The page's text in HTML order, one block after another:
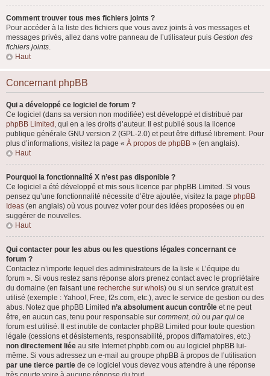
Comment trouver tous mes fichiers joints ?
Pour accéder à la liste des fichiers que vous avez joints à vos messages et
messages privés, allez dans votre panneau de l’utilisateur puis Gestion des
fichiers joints.
Haut
Concernant phpBB
Qui a développé ce logiciel de forum ?
Ce logiciel (dans sa version non modifiée) est développé et distribué par
phpBB Limited , qui en a les droits d’auteur. Il est publié sous la licence
publique générale GNU version 2 (GPL-2.0) et peut être diffusé librement. Pour
plus d’informations, visitez la page « À propos de phpBB » (en anglais).
Haut
Pourquoi la fonctionnalité X n’est pas disponible ?
Ce logiciel a été développé et mis sous licence par phpBB Limited. Si vous
pensez qu’une fonctionnalité nécessite d’être ajoutée, visitez la page phpBB
Ideas (en anglais) où vous pouvez voter pour des idées proposées ou en
suggérer de nouvelles.
Haut
Qui contacter pour les abus ou les questions légales concernant ce
forum ?
Contactez n’importe lequel des administrateurs de la liste « L’équipe du
forum ». Si vous restez sans réponse alors prenez contact avec le propriétaire
du domaine (en faisant une recherche sur whois) ou si un service gratuit est
utilisé (exemple : Yahoo!, Free, f2s.com, etc.), avec le service de gestion ou des
abus. Notez que phpBB Limited n’a absolument aucun contrôle et ne peut
être, en aucun cas, tenu pour responsable sur comment, où ou par qui ce
forum est utilisé. Il est inutile de contacter phpBB Limited pour toute question
légale (cessions et désistements, responsabilité, propos diffamatoires, etc.)
non directement liée au site Internet phpbb.com ou au logiciel phpBB lui-
même. Si vous adressez un e-mail au groupe phpBB à propos de l’utilisation
par une tierce partie de ce logiciel vous devez vous attendre à une réponse